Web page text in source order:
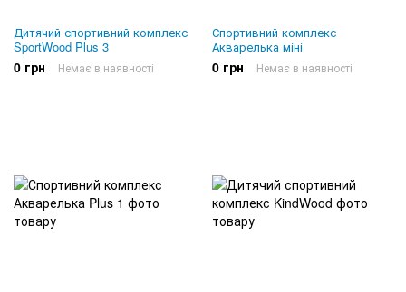
Дитячий спортивний комплекс
SportWood Plus 3
0 грн Немає в наявності
Спортивний комплекс
Акварелька міні
0 грн Немає в наявності